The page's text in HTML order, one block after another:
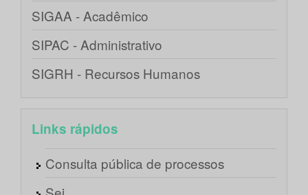
SIGAA - Acadêmico
SIPAC - Administrativo
SIGRH - Recursos Humanos
Links rápidos
Consulta pública de processos